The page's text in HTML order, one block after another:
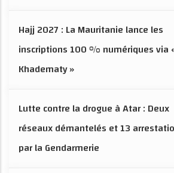
Hajj 2027 : La Mauritanie lance les
inscriptions 100 % numériques via
Khadematy »
Lutte contre la drogue à Atar : Deux
réseaux démantelés et 13
par la Gendarmerie